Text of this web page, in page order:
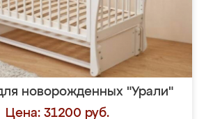
новорожденных "Урали"
Цена: 31200 руб.